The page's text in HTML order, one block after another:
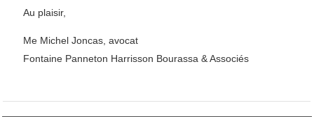
Au plaisir,
Me Michel Joncas, avocat
Fontaine Panneton Harrisson Bourassa & Associés